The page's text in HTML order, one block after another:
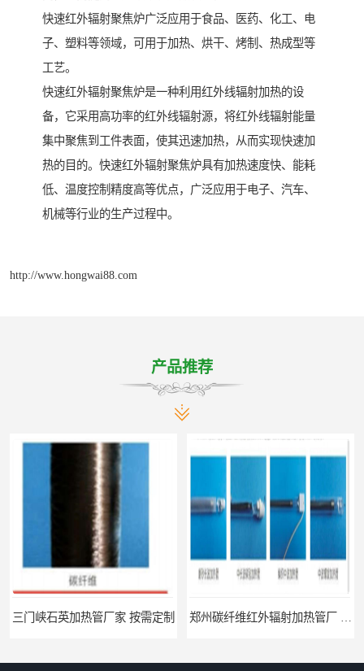
快速红外辐射聚焦炉广泛应用于食品、医药、化工、电
子、塑料等领域，可用于加热、烘干、烤制、热成型等
工艺。
快速红外辐射聚焦炉是一种利用红外线辐射加热的设
备，它采用高功率的红外线辐射源，将红外线辐射能量
集中聚焦到工件表面，使其迅速加热，从而实现快速加
热的目的。快速红外辐射聚焦炉具有加热速度快、能耗
低、温度控制精度高等优点，广泛应用于电子、汽车、
机械等行业的生产过程中。
http://www.hongwai88.com
产品推荐
三门峡石英加热管厂家 按需定制